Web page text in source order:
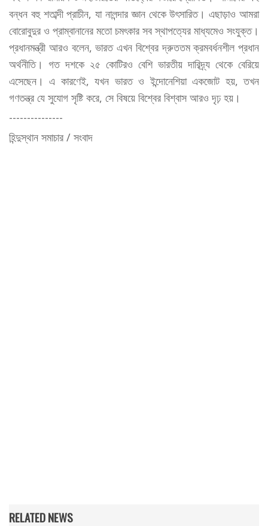
বন্ধন বহু শতাব্দী প্রাচীন, যা নালন্দার জ্ঞান থেকে উৎসারিত। এছাড়াও আমরা
বোরোবুদুর ও প্রাম্বানানের মতো চমৎকার সব স্থাপত্যের মাধ্যমেও সংযুক্ত।
প্রধানমন্ত্রী আরও বলেন, ভারত এখন বিশ্বের দ্রুততম ক্রমবর্ধনশীল প্রধান
অর্থনীতি। গত দশকে ২৫ কোটিরও বেশি ভারতীয় দারিদ্র্য থেকে বেরিয়ে
এসেছেন। এ কারণেই, যখন ভারত ও ইন্দোনেশিয়া একজোট হয়, তখন
গণতন্ত্র যে সুযোগ সৃষ্টি করে, সে বিষয়ে বিশ্বের বিশ্বাস আরও দৃঢ় হয়।
---------------
হিন্দুস্থান সমাচার / সংবাদ
RELATED NEWS